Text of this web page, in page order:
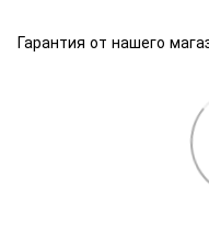
Гарантия от нашего